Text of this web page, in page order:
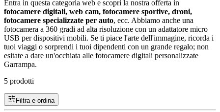
Entra in questa categoria web e scopri la nostra offerta in
fotocamere digitali, web cam, fotocamere sportive, droni,
fotocamere specializzate per auto, ecc. Abbiamo anche una
fotocamera a 360 gradi ad alta risoluzione con un adattatore micro
USB per dispositivi mobili. Se ti piace l'arte dell'immagine, ricorda i
tuoi viaggi o sorprendi i tuoi dipendenti con un grande regalo; non
esitate a dare un'occhiata alle fotocamere digitali personalizzate
Garrampa.
5 prodotti
Filtra e ordina